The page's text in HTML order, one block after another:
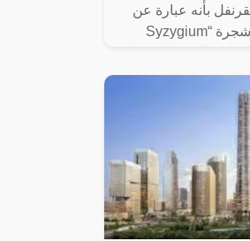
بأنه عبارة عن
براعم زهور مجففة من شجرة “Syzygium